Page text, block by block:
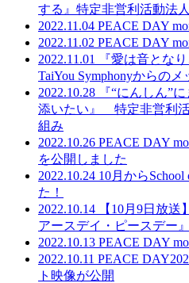
する』特定非営利活動法
2022.11.04 PEACE DAY
2022.11.02 PEACE DAY
2022.11.01
『愛は音とな
TaiYou Symphonyからのメ
2022.10.28
『“にんしん”
添いたい』 特定非営利
組み
2022.10.26 PEACE DAY
を公開しました
2022.10.24 10月から
た！
2022.10.14
【10月9日放
アースデイ・ピースデー
2022.10.13 PEACE DAY
2022.10.11 PEACE
ト映像が公開